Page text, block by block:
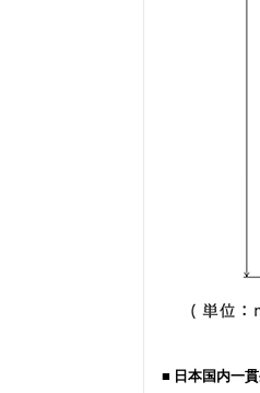
■ 日本国内一